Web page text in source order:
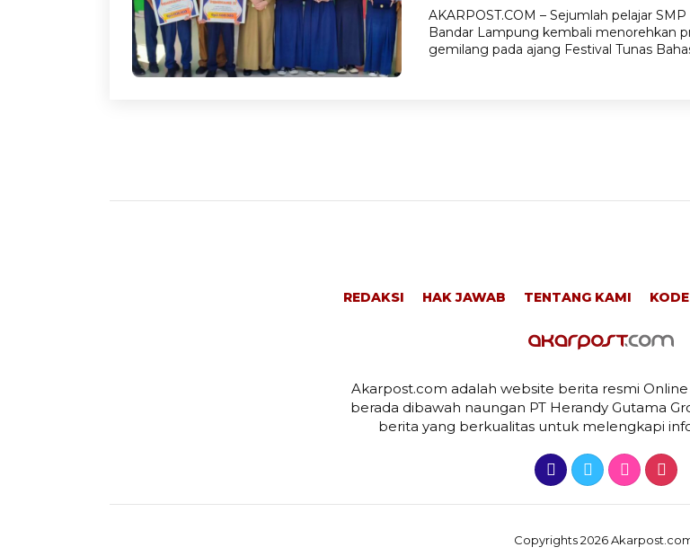
AKARPOST.COM – Sejumlah pelajar
Bandar Lampung kembali menorehkan
gemilang pada ajang Festival Tunas
REDAKSI HAK JAWAB TENTANG KAMI
Akarpost.com adalah website berita resmi
berada dibawah naungan PT Herandy Gutama
berita yang berkualitas untuk melengkapi
Copyrights 2026